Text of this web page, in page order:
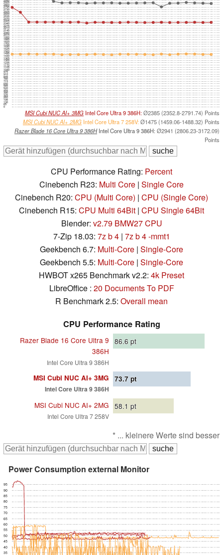
0
65
130
195
260
325
390
455
520
585
650
715
780
845
910
975
1040
1105
1170
1235
1300
1365
1430
1495
1560
1625
1690
1755
1820
1885
1950
2015
2080
2145
2210
2275
2340
2405
2470
2535
2600
2665
2730
2795
2860
2925
MSI Cubi NUC AI+ 3MG Intel Core Ultra 9 386H:Ø2385 (2352.8-2791.74) Points
MSI Cubi NUC AI+ 2MG Intel Core Ultra 7 258V:Ø1475 (1459.06-1488.32) Points
Razer Blade 16 Core Ultra 9 386HIntel Core Ultra 9 386H: Ø2941 (2806.23-3172.09)
Points
CPU Performance Rating: Percent
Cinebench R23: Multi Core | Single Core
Cinebench R20: CPU (Multi Core) | CPU (Single Core)
Cinebench R15: CPU Multi 64Bit | CPU Single 64Bit
Blender: v2.79 BMW27 CPU
7-Zip 18.03: 7z b 4| 7z b 4 -mmt1
Geekbench 6.7: Multi-Core | Single-Core
Geekbench 5.5: Multi-Core | Single-Core
HWBOT x265 Benchmark v2.2: 4k Preset
LibreOffice : 20 Documents To PDF
R Benchmark 2.5: Overall mean
CPU Performance Rating
Razer Blade 16 Core Ultra 9
386H
Intel Core Ultra 9 386H
86.6 pt
MSI Cubi NUC AI+ 3MG
Intel Core Ultra 9 386H
73.7 pt
MSI Cubi NUC AI+ 2MG
Intel Core Ultra 7 258V
58.1 pt
* ... kleinere Werte sind besser
Power Consumption external Monitor
35
40
45
50
55
60
65
70
75
80
85
90
95